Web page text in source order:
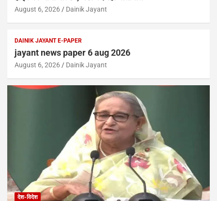
August 6, 2026 Dainik Jayant
DAINIK JAYANT E-PAPER
jayant news paper 6 aug 2026
August 6, 2026 Dainik Jayant
देश-विदेश